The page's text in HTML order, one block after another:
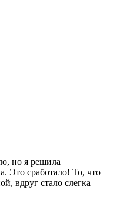
но я решила
Это сработало! То, что
вдруг стало слегка